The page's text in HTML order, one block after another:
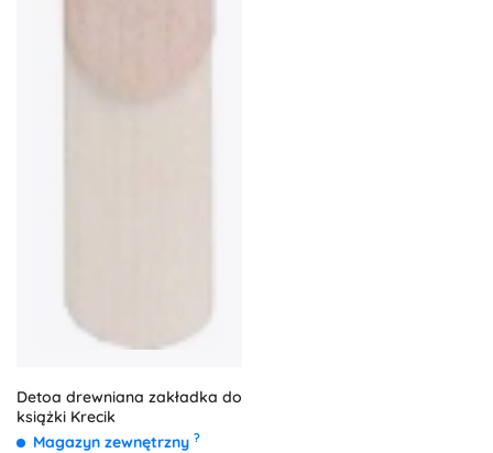
Detoa drewniana zakładka do
książki Krecik
Magazyn zewnętrzny ?